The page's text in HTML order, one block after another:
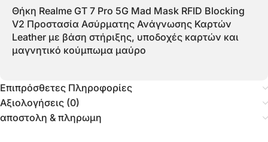
Θήκη Realme GT 7 Pro 5G Mad Mask RFID Blocking
V2 Προστασία Ασύρματης Ανάγνωσης Καρτών
Leather με βάση στήριξης, υποδοχές καρτών και
μαγνητικό κούμπωμα μαύρο
Επιπρόσθετες Πληροφορίες
Αξιολογήσεις (0)
αποστολη & πληρωμη